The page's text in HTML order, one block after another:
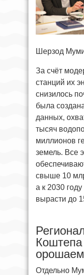
Шерзод
За счёт
станций их
снизилось
была
данных,
тысяч
миллионов
земель. Все
свыше 10
а к 2030
вырасти до
Отдельно